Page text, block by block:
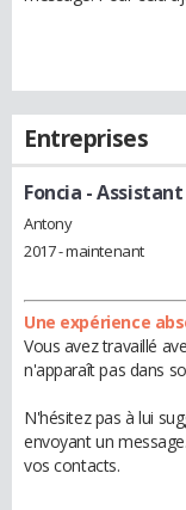
Entreprises
Foncia -
Antony
2017 - maintenant
Une expérience
Vous avez travaillé
n'apparaît pas dans
N'hésitez pas à lui
envoyant un
vos contacts.